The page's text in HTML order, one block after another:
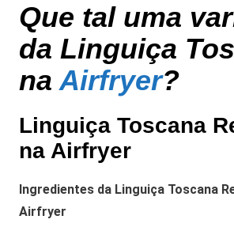
Que tal uma
da Linguiça
naAirfryer?
Linguiça Toscana
na Airfryer
Ingredientes da Linguiça Toscana
Airfryer